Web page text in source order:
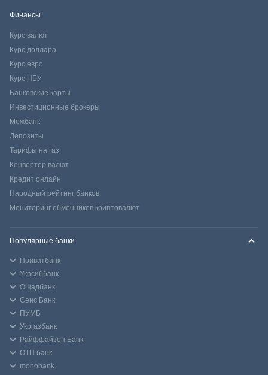
Финансы
Курс валют
Курс доллара
Курс евро
Курс НБУ
Банковские карты
Инвестиционные брокеры
Межбанк
Депозиты
Тарифы на газ
Конвертер валют
Кредит онлайн
Народный рейтинг банков
Мониторинг обменников криптовалют
Популярные банки
Приватбанк
Укрсиббанк
Ощадбанк
Сенс Банк
ПУМБ
Укргазбанк
Райффайзен Банк
ОТП банк
monobank